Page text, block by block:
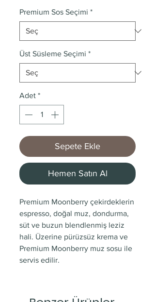
Premium Sos Seçimi *
Üst Süsleme Seçimi *
Adet *
Sepete Ekle
Hemen Satın Al
Premium Moonberry çekirdeklerin
espresso, doğal muz, dondurma,
süt ve buzun blendlenmiş leziz
hali. Üzerine pürüzsüz krema ve
Premium Moonberry muz sosu ile
servis edilir.